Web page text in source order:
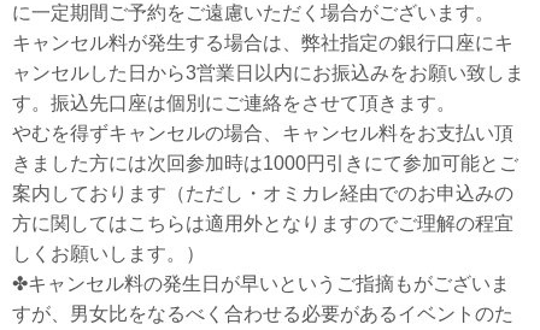
に一定期間ご予約をご遠慮いただく場合がございます。
キャンセル料が発生する場合は、弊社指定の銀行口座にキ
ャンセルした日から3営業日以内にお振込みをお願い致しま
す。振込先口座は個別にご連絡をさせて頂きます。
やむを得ずキャンセルの場合、キャンセル料をお支払い頂
きました方には次回参加時は1000円引きにて参加可能とご
案内しております（ただし・オミカレ経由でのお申込みの
方に関してはこちらは適用外となりますのでご理解の程宜
しくお願いします。）
✤キャンセル料の発生日が早いというご指摘もがございま
すが、男女比をなるべく合わせる必要があるイベントのた